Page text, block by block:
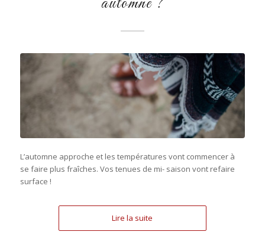
L’automne approche et les températures vont commencer à
se faire plus fraîches. Vos tenues de mi- saison vont refaire
surface !
Lire la suite